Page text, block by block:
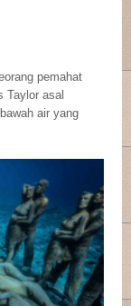
pemahat
Taylor asal
air yang